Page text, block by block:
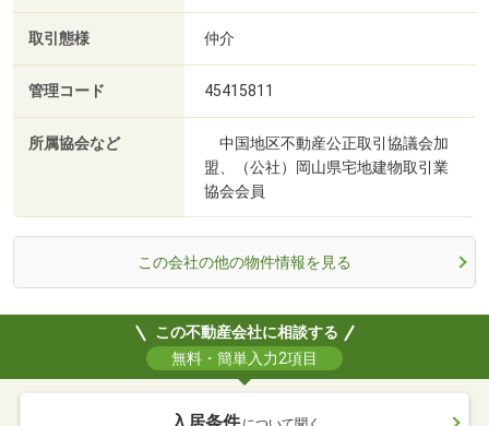
取引態様 仲介
管理コード 45415811
所属協会など
中国地区不動産公正取引協議会加
盟、（公社）岡山県宅地建物取引業
協会会員
この会社の他の物件情報を見る
この不動産会社に相談する
無料・簡単入力2項目